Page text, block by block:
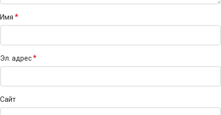
Имя *
Эл. адрес*
Сайт